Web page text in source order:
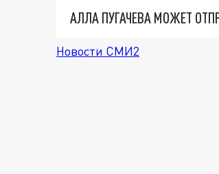
АЛЛА ПУГАЧЕВА МОЖЕТ
Новости СМИ2